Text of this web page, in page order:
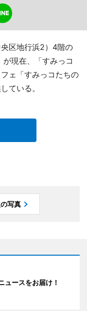
区地行浜2）4階の
が現在、「すみっコ
ェ「すみっコたちの
ている。
写真
ュースをお届け！